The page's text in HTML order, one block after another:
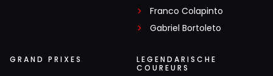
Franco Colapinto
Gabriel Bortoleto
GRAND PRIXES
LEGENDARISCHE
COUREURS